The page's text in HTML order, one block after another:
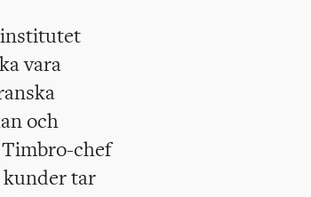
vara
och
chef
kunder tar